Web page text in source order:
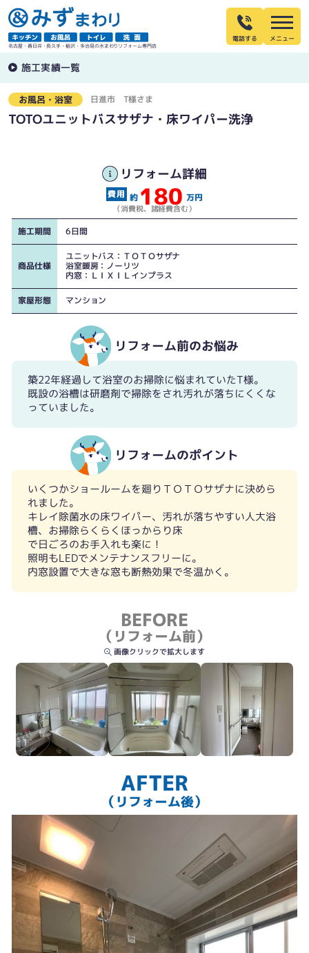
名古屋・春日井・長久手・稲沢・多治見の水まわりリフォーム専門店
電話する
施工実績一覧
お風呂・浴室 日進市 T様さま
TOTOユニットバスサザナ・床ワイパー洗浄
リフォーム詳細
約 180 万円
（消費税、諸経費含む）
施工期間 6日間
商品仕様
ユニットバス：ＴＯＴＯサザナ
浴室暖房：ノーリツ
内窓：ＬＩＸＩＬインプラス
家屋形態 マンション
リフォーム前のお悩み
築22年経過して浴室のお掃除に悩まれていたT様。
既設の浴槽は研磨剤で掃除をされ汚れが落ちにくくな
っていました。
リフォームのポイント
いくつかショールームを廻りＴＯＴＯサザナに決めら
れました。
キレイ除菌水の床ワイパー、汚れが落ちやすい人大浴
槽、お掃除らくらくほっからり床
で日ごろのお手入れも楽に！
照明もLEDでメンテナンスフリーに。
内窓設置で大きな窓も断熱効果で冬温かく。
BEFORE
（リフォーム前）
画像クリックで拡大します
浴槽の汚れが経年劣化で落ちにくく掃除が大変でした。
窓からの冷気も気になります。
AFTER
（リフォーム後）
汚れ落ちの良い人大浴槽、壁面4面も鏡面にしてお手入れしやすく。
浴室暖房も新しく、今回は梁加工せずに納品できました。